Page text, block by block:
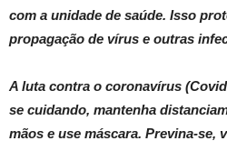
com a unidade de saúde. Isso
propagação de vírus e outras
A luta contra o coronavírus
se cuidando, mantenha
mãos e use máscara. Previna-se,